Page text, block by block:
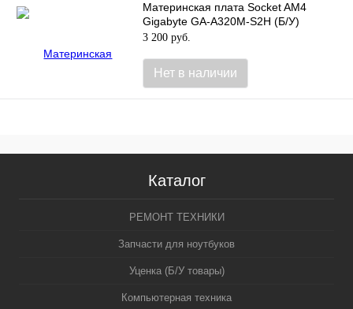
Материнская плата Socket AM4
Gigabyte GA-A320M-S2H (Б/У)
3 200 руб.
Нет в наличии
Каталог
РЕМОНТ ТЕХНИКИ
Запчасти для ноутбуков
Уценка (Б/У товары)
Компьютерная техника